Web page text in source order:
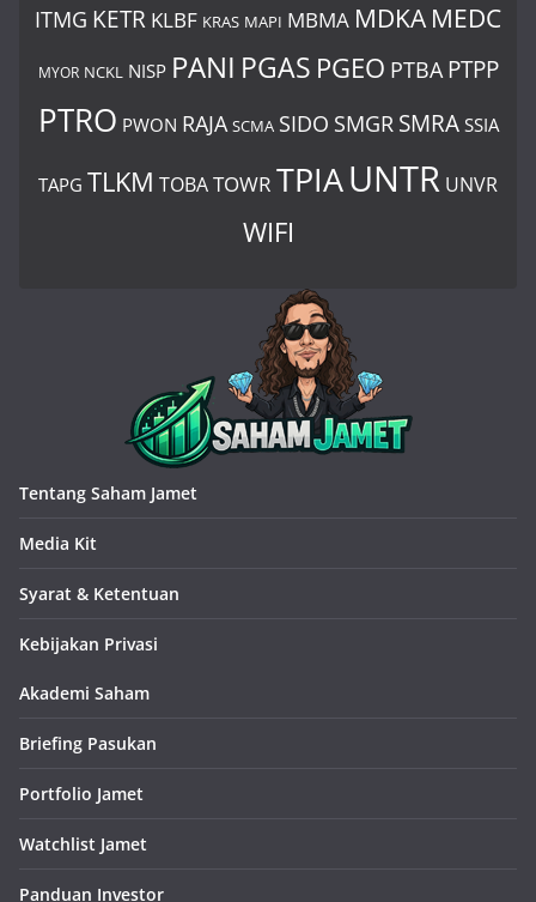
ITMG KETR KLBF KRAS MAPI MBMA MDKA MEDC
MYOR NCKL NISP PANI PGAS PGEO PTBA PTPP
PTRO PWON RAJA SCMA SIDO SMGR SMRA SSIA
TAPG TLKM TOBATOWR TPIAUNTR UNVR
WIFI
Tentang Saham Jamet
Media Kit
Syarat & Ketentuan
Kebijakan Privasi
Akademi Saham
Briefing Pasukan
Portfolio Jamet
Watchlist Jamet
Panduan Investor